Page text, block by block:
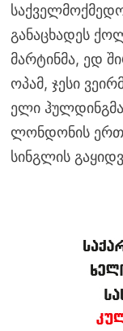
განაცხადეს
მარტინმა, ედ
ოპამ, ჯესი
ელი
ლონდონის ერთ-
სინგლის